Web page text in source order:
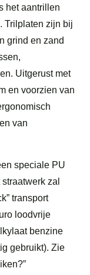
het aantrillen
Trilplaten zijn bij
grind en zand
Uitgerust met
en voorzien van
van
speciale PU
zal
transport
loodvrije
benzine
gebruikt). Zie